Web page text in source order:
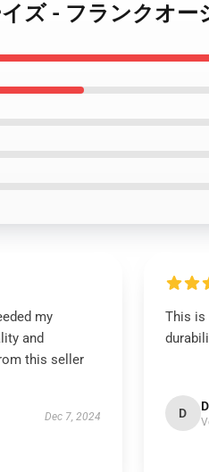
ズ - フランクオー
my
and
this seller
Dec 7, 2024
This is
D